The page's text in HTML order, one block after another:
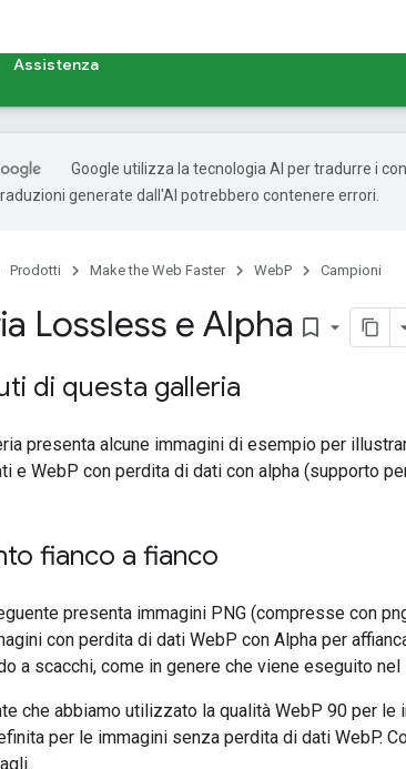
Assistenza
Google utilizza la tecnologia AI per tradurre i
generate dall'AI potrebbero contenere errori.
Prodotti Make the Web Faster WebP Campioni
Lossless e Alpha bookmark_border
di questa galleria
presenta alcune immagini di esempio per
e WebP con perdita di dati con alpha (supporto
fianco a fianco
presenta immagini PNG (compresse con
con perdita di dati WebP con Alpha per
a scacchi, come in genere che viene eseguito
che abbiamo utilizzato la qualità WebP 90 per le
per le immagini senza perdita di dati WebP.